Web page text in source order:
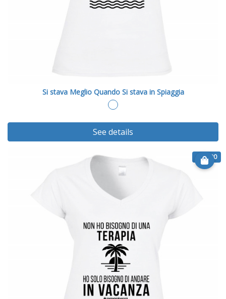
Si stava Meglio Quando Si stava in Spiaggia
See details
€ 20.90